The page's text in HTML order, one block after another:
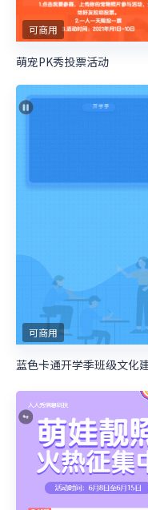
可商用
萌宠PK秀投票活动
可商用